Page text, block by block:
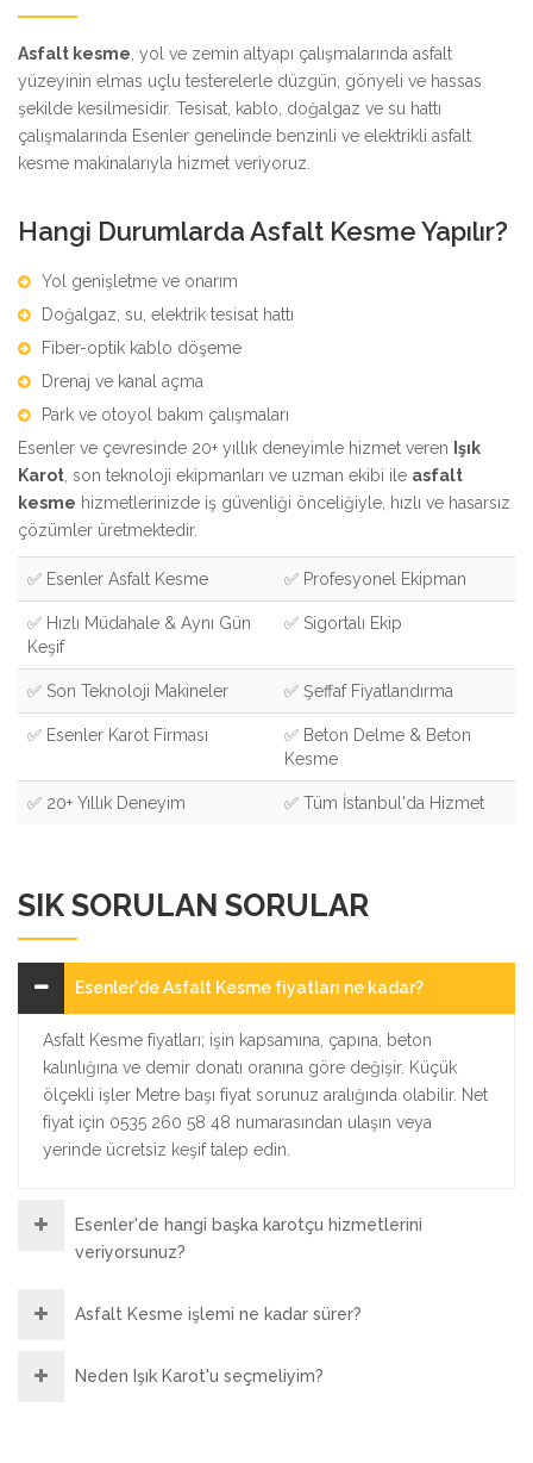
Asfalt kesme , yol ve zemin altyapı çalışmalarında asfalt
yüzeyinin elmas uçlu testerelerle düzgün, gönyeli ve hassas
şekilde kesilmesidir. Tesisat, kablo, doğalgaz ve su hattı
çalışmalarında Esenler genelinde benzinli ve elektrikli asfalt
kesme makinalarıyla hizmet veriyoruz.
Hangi Durumlarda Asfalt Kesme Yapılır?
Yol genişletme ve onarım
Doğalgaz, su, elektrik tesisat hattı
Fiber-optik kablo döşeme
Drenaj ve kanal açma
Park ve otoyol bakım çalışmaları
Esenler ve çevresinde 20+ yıllık deneyimle hizmet veren Işık
Karot , son teknoloji ekipmanları ve uzman ekibi ile asfalt
kesme hizmetlerinizde iş güvenliği önceliğiyle, hızlı ve hasarsız
çözümler üretmektedir.
✅ Esenler Asfalt Kesme ✅ Profesyonel Ekipman
✅ Hızlı Müdahale & Aynı Gün
Keşif
✅ Sigortalı Ekip
✅ Son Teknoloji Makineler ✅ Şeffaf Fiyatlandırma
✅ Esenler Karot Firması
✅ Beton Delme & Beton
Kesme
✅ 20+ Yıllık Deneyim ✅ Tüm İstanbul'da Hizmet
SIK SORULAN SORULAR
Esenler'de Asfalt Kesme fiyatları ne kadar?
Asfalt Kesme fiyatları; işin kapsamına, çapına, beton
kalınlığına ve demir donatı oranına göre değişir. Küçük
ölçekli işler Metre başı fiyat sorunuz aralığında olabilir. Net
fiyat için 0535 260 58 48 numarasından ulaşın veya
yerinde ücretsiz keşif talep edin.
Esenler'de hangi başka karotçu hizmetlerini
veriyorsunuz?
Asfalt Kesme işlemi ne kadar sürer?
Neden Işık Karot'u seçmeliyim?